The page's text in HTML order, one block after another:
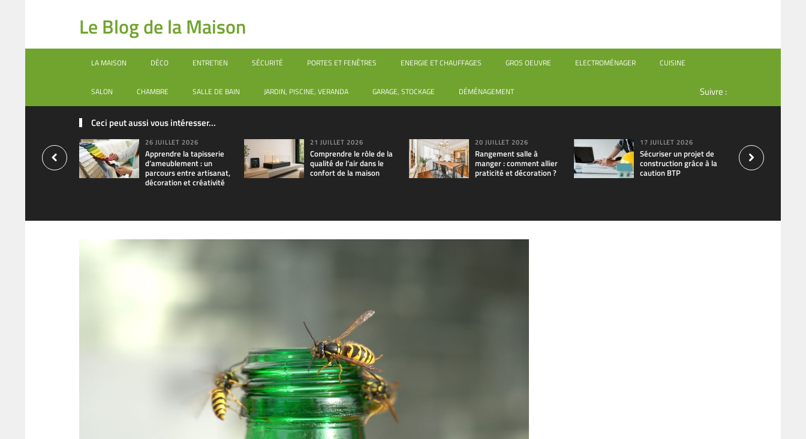
Le Blog de la Maison
LA MAISON DÉCO ENTRETIEN SÉCURITÉ PORTES ET FENÊTRES ENERGIE ET CHAUFFAGES GROS OEUVRE ELECTROMÉNAGER CUISINE
SALON CHAMBRE SALLE DE BAIN JARDIN, PISCINE, VERANDA GARAGE, STOCKAGE DÉMÉNAGEMENT Suivre :
Ceci peut aussi vous intéresser...
26 JUILLET 2026
Apprendre la tapisserie
d’ameublement : un
parcours entre artisanat,
décoration et créativité
21 JUILLET 2026
Comprendre le rôle de la
qualité de l’air dans le
confort de la maison
20 JUILLET 2026
Rangement salle à
manger : comment allier
praticité et décoration ?
17 JUILLET 2026
Sécuriser un projet de
construction grâce à la
caution BTP